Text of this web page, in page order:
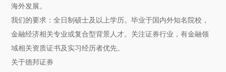
海外发展。
我们的要求：全日制硕士及以上学历。毕业于国内外知名院校，
金融经济相关专业或复合型背景人才。关注证券行业，有金融领
域相关资质证书及实习经历者优先。
关于德邦证券